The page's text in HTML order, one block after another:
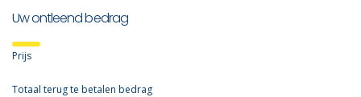
Uw ontleend bedrag
Prijs
Totaal terug te betalen bedrag